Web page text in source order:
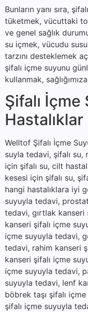
Bunların yanı sıra,
tüketmek, vücuttaki
ve genel sağlık
su içmek, vücudu
tarzını desteklemek
şifalı içme suyunu
kullanmak,
Şifalı
Hastalıklar
Welltof Şifalı İçme
suyla tedavi, şifalı su,
için şifalı su, cilt
kesesi için şifalı su,
hangi hastalıklara iyi
suyuyla tedavi,
tedavi, gırtlak kanseri
kanseri şifalı içme
içme suyuyla tedavi,
tedavi, rahim kanseri
kanseri şifalı içme
içme suyuyla tedavi,
suyuyla tedavi, lenf
böbrek taşı şifalı
şifalı içme suyuyla